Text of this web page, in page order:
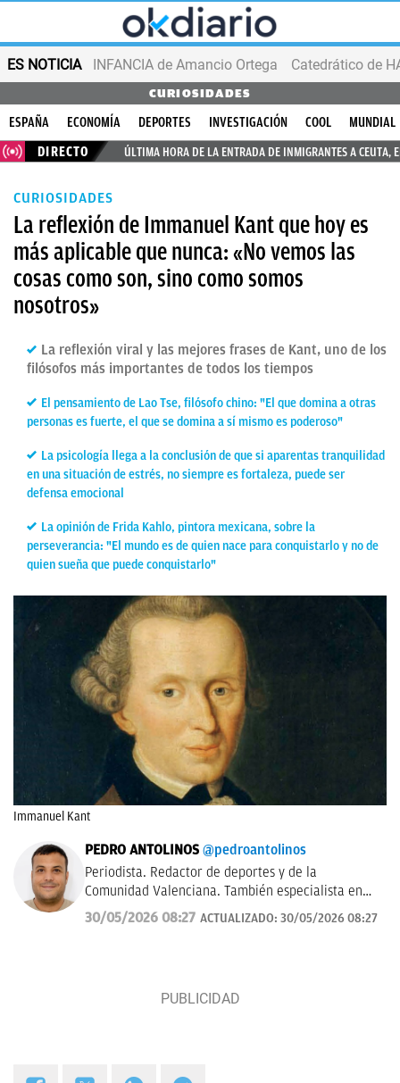
ES NOTICIA INFANCIA de Amancio Ortega
CURIOSIDADES
ESPAÑA ECONOMÍA DEPORTES INVESTIGACIÓN COOL
MUNDIAL
DIRECTO
ÚLTIMA HORA DE LA ENTRADA DE INMIGRANTES A CEUTA,
CURIOSIDADES
La reflexión de Immanuel Kant que hoy es
más aplicable que nunca: «No vemos las
cosas como son, sino como somos
nosotros»
La reflexión viral y las mejores frases de Kant, uno de los
filósofos más importantes de todos los tiempos
El pensamiento de Lao Tse, filósofo chino: "El que domina a otras
personas es fuerte, el que se domina a sí mismo es poderoso"
La psicología llega a la conclusión de que si aparentas tranquilidad
en una situación de estrés, no siempre es fortaleza, puede ser
defensa emocional
La opinión de Frida Kahlo, pintora mexicana, sobre la
perseverancia: "El mundo es de quien nace para conquistarlo y no de
quien sueña que puede conquistarlo"
Immanuel Kant
PEDRO ANTOLINOS @pedroantolinos
Periodista. Redactor de deportes y de la
Comunidad Valenciana. También especialista en
SEO. En OKDIARIO desde 2017.
30/05/2026 08:27 ACTUALIZADO: 30/05/2026 08:27